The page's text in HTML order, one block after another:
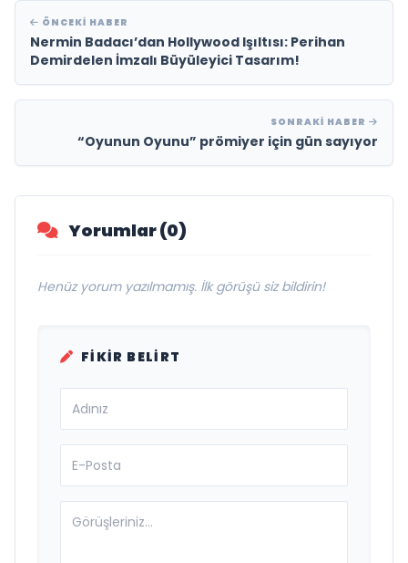
ÖNCEKI HABER
Nermin Badacı’dan Hollywood Işıltısı: Perihan
Demirdelen İmzalı Büyüleyici Tasarım!
SONRAKI HABER
“Oyunun Oyunu” prömiyer için gün sayıyor
Yorumlar (0)
Henüz yorum yazılmamış. İlk görüşü siz bildirin!
FIKIR BELIRT